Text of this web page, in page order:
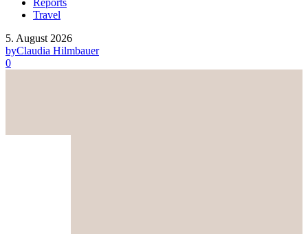
Reports
Travel
5. August 2026
byClaudia Hilmbauer
0